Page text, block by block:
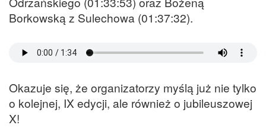
Borkowską z Sulechowa (01:37:32).
Okazuje się, że organizatorzy myślą już nie tylko
o kolejnej, IX edycji, ale również o jubileuszowej
X!